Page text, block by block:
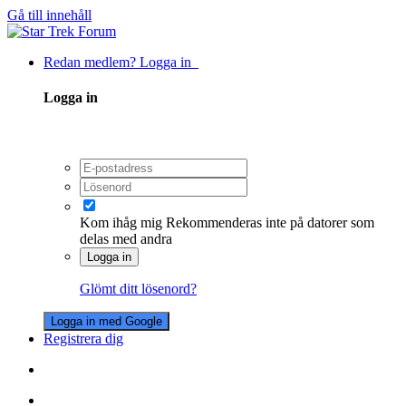
Gå till innehåll
Redan medlem? Logga in
Logga in
Kom ihåg mig Rekommenderas inte på datorer som
delas med andra
Logga in
Glömt ditt lösenord?
Logga in med Google
Registrera dig